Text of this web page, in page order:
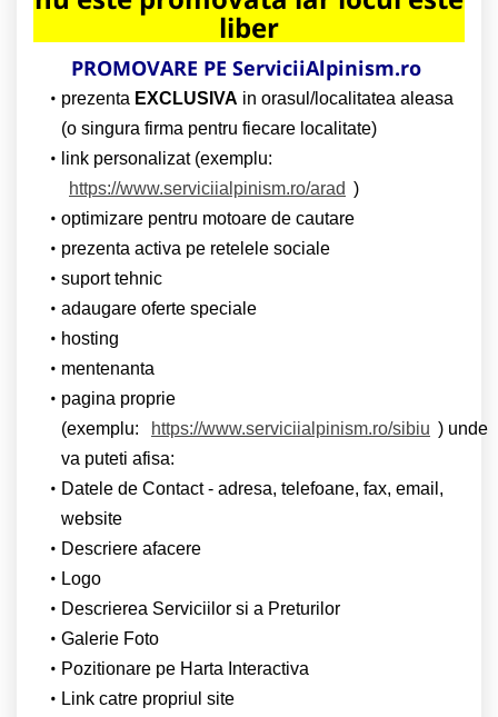
liber
PROMOVARE PE ServiciiAlpinism.ro
prezenta EXCLUSIVA in orasul/localitatea aleasa
(o singura firma pentru fiecare localitate)
link personalizat (exemplu:
https://www.serviciialpinism.ro/arad )
optimizare pentru motoare de cautare
prezenta activa pe retelele sociale
suport tehnic
adaugare oferte speciale
hosting
mentenanta
pagina proprie
(exemplu:
https://www.serviciialpinism.ro/sibiu ) unde
va puteti afisa:
Datele de Contact - adresa, telefoane, fax, email,
website
Descriere afacere
Logo
Descrierea Serviciilor si a Preturilor
Galerie Foto
Pozitionare pe Harta Interactiva
Link catre propriul site